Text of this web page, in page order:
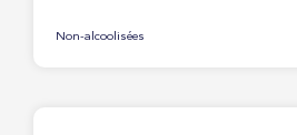
Non-alcoolisées